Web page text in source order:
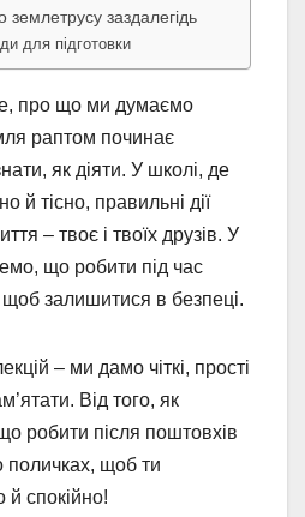
землетрусу заздалегідь
для підготовки
про що ми думаємо
раптом починає
як діяти. У школі, де
й тісно, правильні дії
– твоє і твоїх друзів. У
що робити під час
залишитися в безпеці.
– ми дамо чіткі, прості
Від того, як
робити після поштовхів
поличках, щоб ти
спокійно!